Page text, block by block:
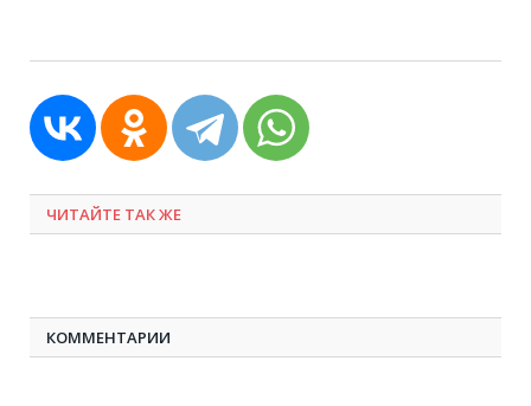
ЧИТАЙТЕ ТАК ЖЕ
КОММЕНТАРИИ